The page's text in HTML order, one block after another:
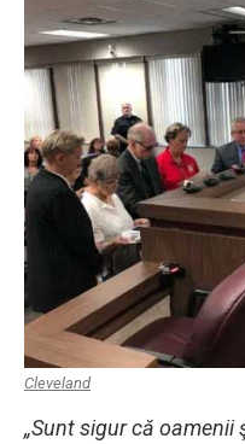
Cleveland
„Sunt sigur că oamenii